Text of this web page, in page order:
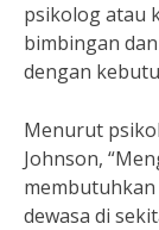
psikolog atau
bimbingan
dengan
Menurut
Johnson,
dewasa di